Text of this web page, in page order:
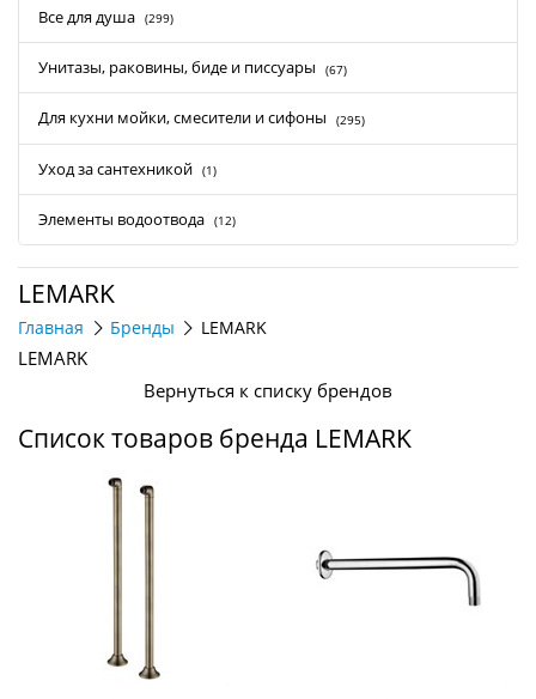
Все для душа (299)
Унитазы, раковины, биде и писсуары (67)
Для кухни мойки, смесители и сифоны (295)
Уход за сантехникой (1)
Элементы водоотвода (12)
LEMARK
Главная Бренды LEMARK
LEMARK
Вернуться к списку брендов
Список товаров бренда LEMARK